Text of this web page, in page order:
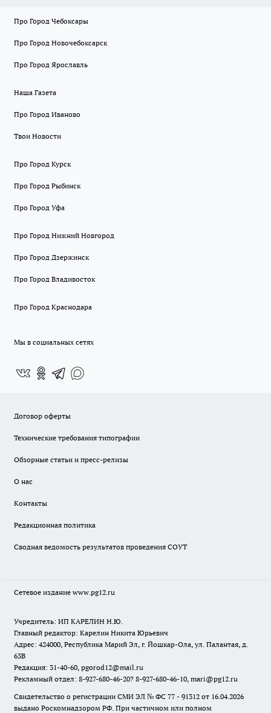
Про Город Чебоксары
Про Город Новочебоксарск
Про Город Ярославль
Наша Газета
Про Город Иваново
Твои Новости
Про Город Курск
Про Город Рыбинск
Про Город Уфа
Про Город Нижний Новгород
Про Город Дзержинск
Про Город Владивосток
Про Город Краснодара
Мы в социальных сетях
Договор оферты
Технические требования типографии
Обзорные статьи и пресс-релизы
О нас
Контакты
Редакционная политика
Сводная ведомость результатов проведения СОУТ
Сетевое издание www.pg12.ru
Учредитель: ИП КАРЕЛИН Н.Ю.
Главный редактор: Карелин Никита Юрьевич
Адрес: 424000, Республика Марий Эл, г. Йошкар-Ола, ул. Палантая, д.
63В
Редакция: 31-40-60, pgorod12@mail.ru
Рекламный отдел: 8-927-680-46-20? 8-927-680-46-10, mari@pg12.ru
Свидетельство о регистрации СМИ ЭЛ № ФС 77 - 91312 от 16.04.2026
выдано Роскомнадзором РФ. При частичном или полном